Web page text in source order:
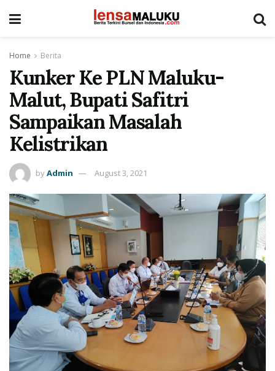
Home Berita
Kunker Ke PLN Maluku-
Malut, Bupati Safitri
Sampaikan Masalah
Kelistrikan
byAdmin August 3, 2021